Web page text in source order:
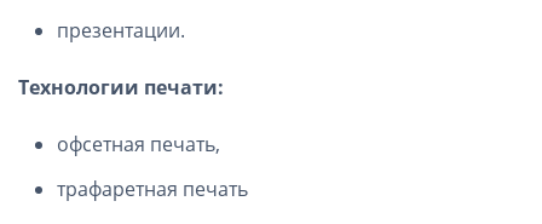
презентации.
Технологии печати:
офсетная печать,
трафаретная печать